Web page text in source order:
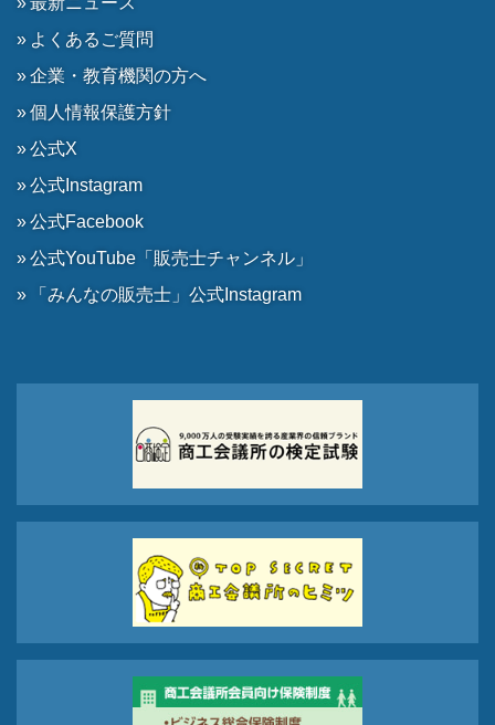
よくあるご質問
企業・教育機関の方へ
個人情報保護方針
公式X
公式Instagram
公式Facebook
公式YouTube「販売士チャンネル」
「みんなの販売士」公式Instagram